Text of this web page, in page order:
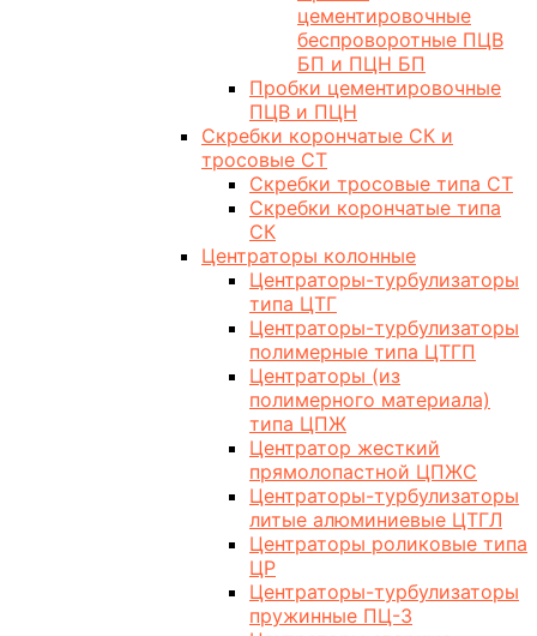
цементировочные
беспроворотные ПЦВ
БП и ПЦН БП
Пробки цементировочные
ПЦВ и ПЦН
Скребки корончатые СК и
тросовые СТ
Скребки тросовые типа СТ
Скребки корончатые типа
СК
Центраторы колонные
Центраторы-турбулизаторы
типа ЦТГ
Центраторы-турбулизаторы
полимерные типа ЦТГП
Центраторы (из
полимерного материала)
типа ЦПЖ
Центратор жесткий
прямолопастной ЦПЖС
Центраторы-турбулизаторы
литые алюминиевые ЦТГЛ
Центраторы роликовые типа
ЦР
Центраторы-турбулизаторы
пружинные ПЦ-3